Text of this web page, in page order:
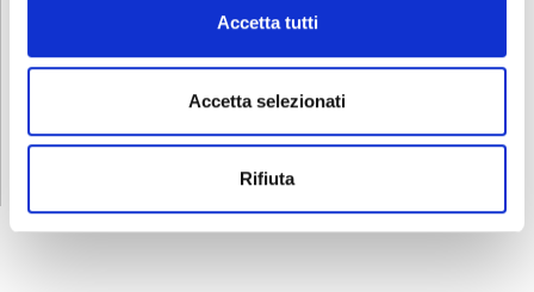
Accetta tutti
Accetta selezionati
Rifiuta
RICHIEDI INFORMAZIONI